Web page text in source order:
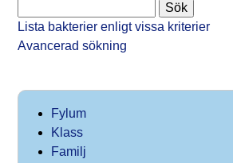
Lista bakterier enligt vissa kriterier
Avancerad sökning
Fylum
Klass
Familj